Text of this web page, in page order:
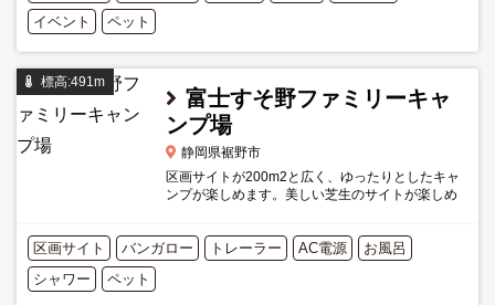
イベント
ペット
標高:491m
富士すそ野ファミリーキャ
ンプ場
静岡県裾野市
区画サイトが200m2と広く、ゆったりとしたキャ
ンプが楽しめます。美しい芝生のサイトが楽しめ
区画サイト バンガロー トレーラー AC電源
お風呂
シャワー
ペット